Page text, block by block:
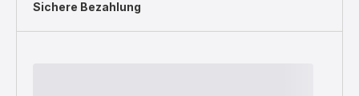
Sichere Bezahlung